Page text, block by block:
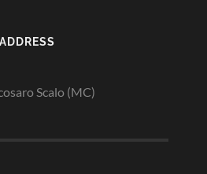
Scalo (MC)